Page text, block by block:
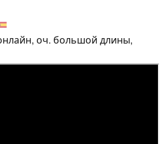
оч. большой длины,